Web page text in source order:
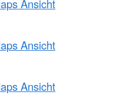
Ansicht
Ansicht
Ansicht